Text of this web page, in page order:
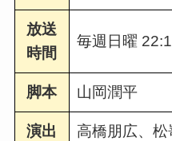
放送
時間
毎週日曜
脚本 山岡潤平
演出 高橋朋広、